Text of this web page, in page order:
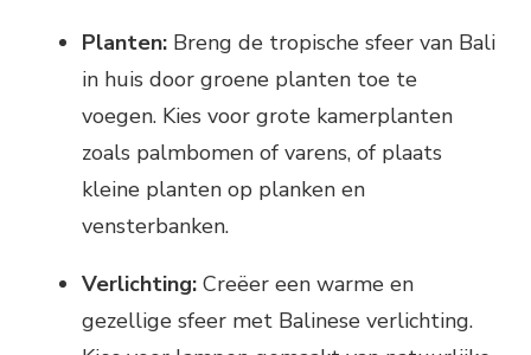
Planten: Breng de tropische sfeer van Bali
in huis door groene planten toe te
voegen. Kies voor grote kamerplanten
zoals palmbomen of varens, of plaats
kleine planten op planken en
vensterbanken.
Verlichting: Creëer een warme en
gezellige sfeer met Balinese verlichting.